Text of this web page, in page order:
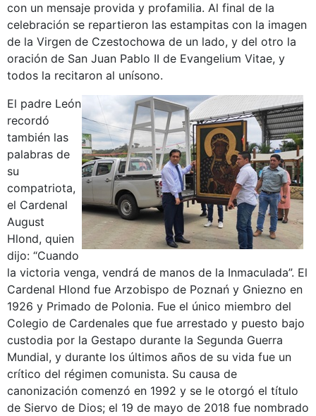
con un mensaje provida y profamilia. Al final de la
celebración se repartieron las estampitas con la imagen
de la Virgen de Czestochowa de un lado, y del otro la
oración de San Juan Pablo II de Evangelium Vitae, y
todos la recitaron al unísono.
El padre León
recordó
también las
palabras de
su
compatriota,
el Cardenal
August
Hlond, quien
dijo: “Cuando
la victoria venga, vendrá de manos de la Inmaculada”. El
Cardenal Hlond fue Arzobispo de Poznań y Gniezno en
1926 y Primado de Polonia. Fue el único miembro del
Colegio de Cardenales que fue arrestado y puesto bajo
custodia por la Gestapo durante la Segunda Guerra
Mundial, y durante los últimos años de su vida fue un
crítico del régimen comunista. Su causa de
canonización comenzó en 1992 y se le otorgó el título
de Siervo de Dios; el 19 de mayo de 2018 fue nombrado